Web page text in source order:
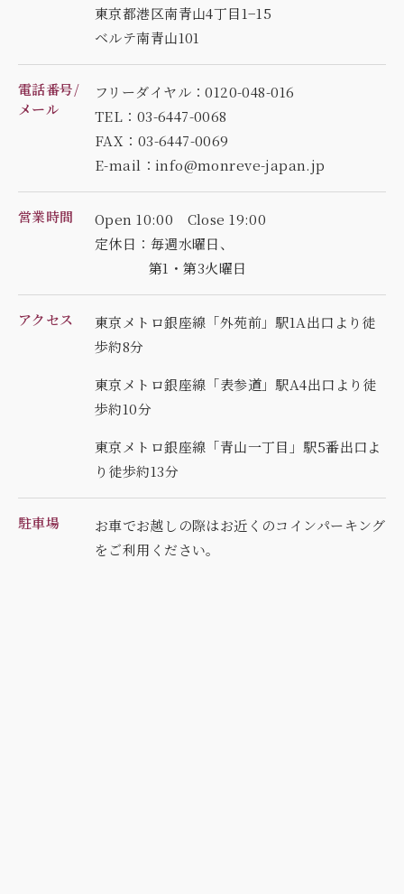
東京都港区南青山4丁目1−15
ベルテ南青山101
電話番号/
メール
フリーダイヤル：0120-048-016
TEL：03-6447-0068
FAX：03-6447-0069
E-mail：info@monreve-japan.jp
営業時間
Open 10:00 Close 19:00
定休日：毎週水曜日、
第1・第3火曜日
アクセス
東京メトロ銀座線「外苑前」駅1A出口より徒
歩約8分
東京メトロ銀座線「表参道」駅A4出口より徒
歩約10分
東京メトロ銀座線「青山一丁目」駅5番出口よ
り徒歩約13分
駐車場
お車でお越しの際はお近くのコインパーキング
をご利用ください。